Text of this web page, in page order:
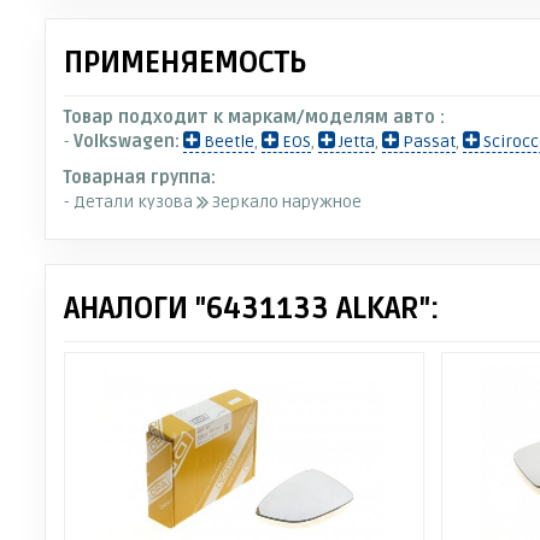
ПРИМЕНЯЕМОСТЬ
Товар подходит к маркам/моделям авто :
- Volkswagen: Beetle, EOS, Jetta, Passat,
Товарная группа:
- Детали кузова
Зеркало наружное
АНАЛОГИ "6431133 ALKAR":